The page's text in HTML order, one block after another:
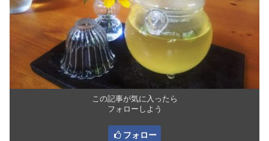
この記事が気に入ったら
フォローしよう
フォロー